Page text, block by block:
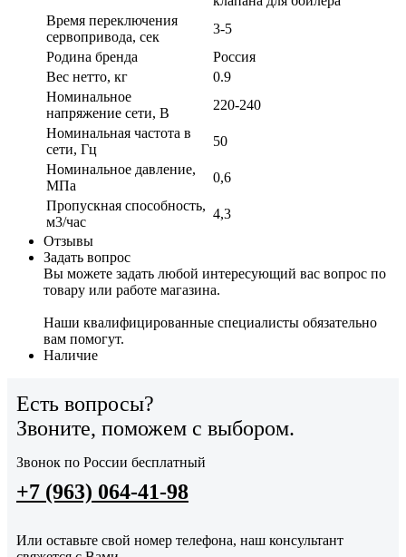
Время переключения
сервопривода, сек
3-5
Родина бренда
Россия
Вес нетто, кг
0.9
Номинальное
напряжение сети, В
220-240
Номинальная частота в
сети, Гц
50
Номинальное давление,
МПа
0,6
Пропускная способность,
м3/час
4,3
Отзывы
Задать вопрос
Вы можете задать любой интересующий вас вопрос по
товару или работе магазина.
Наши квалифицированные специалисты обязательно
вам помогут.
Наличие
Есть вопросы?
Звоните, поможем с выбором.
Звонок по России бесплатный
+7 (963) 064-41-98
Или оставьте свой номер телефона, наш консультант